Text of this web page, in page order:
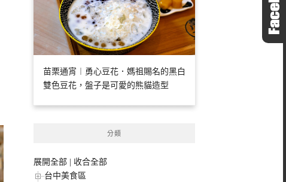
苗栗通宵︱勇心豆花．媽祖賜名的黑白
雙色豆花，盤子是可愛的熊貓造型
分類
展開全部
收合全部
台中美食區